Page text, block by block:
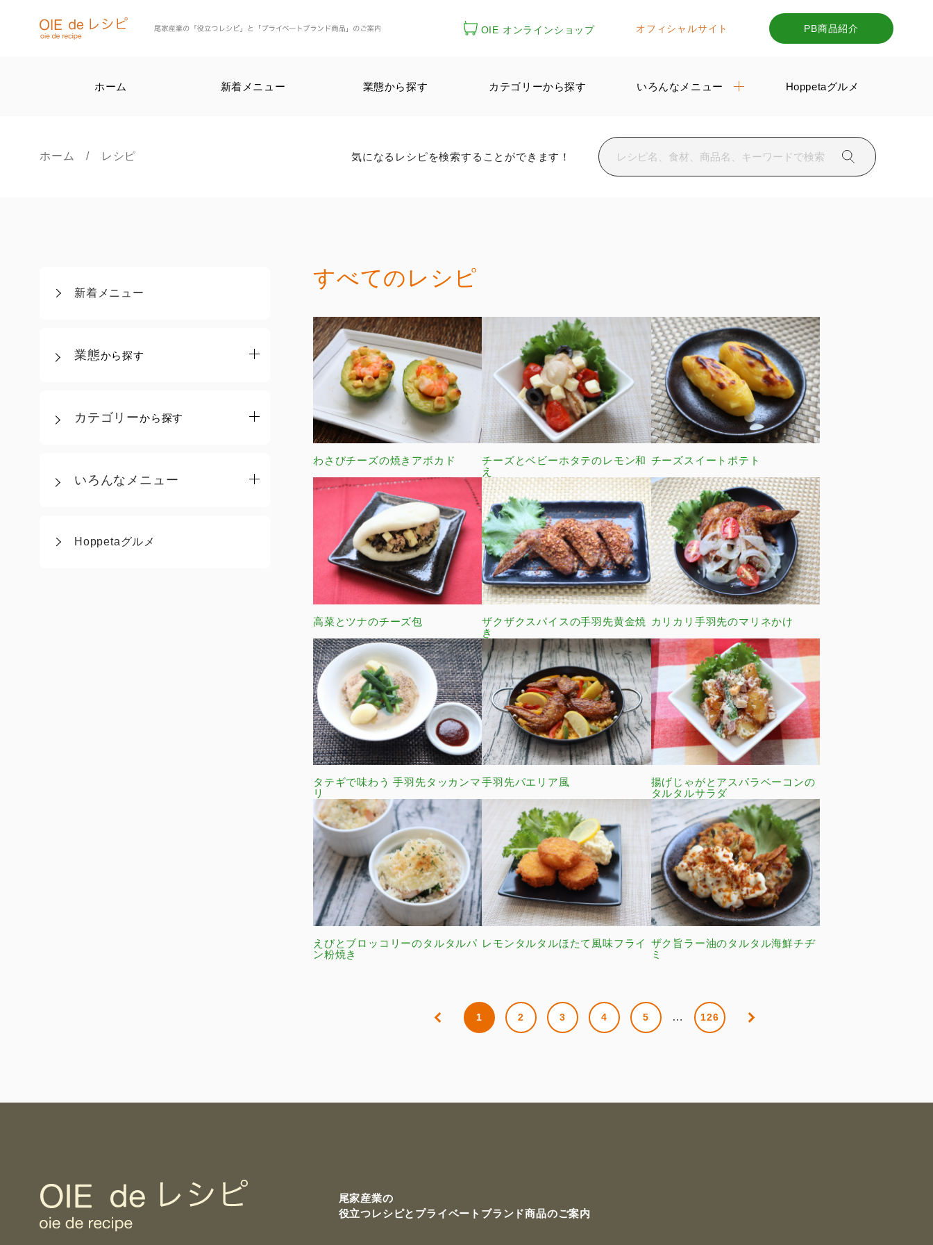
OIE オンラインショップ オフィシャルサイト PB商品紹介
ホーム 新着メニュー 業態から探す カテゴリーから探す いろんなメニュー Hoppetaグルメ
ホーム/ レシピ 気になるレシピを検索することができます！
新着メニュー
業態から探す
カテゴリーから探す
いろんなメニュー
Hoppetaグルメ
すべてのレシピ
わさびチーズの焼きアボカド
チーズとベビーホタテのレモン和
え
チーズスイートポテト
高菜とツナのチーズ包
ザクザクスパイスの手羽先黄金焼
き
カリカリ手羽先のマリネかけ
タテギで味わう 手羽先タッカンマ
リ
手羽先パエリア風
揚げじゃがとアスパラベーコンの
タルタルサラダ
えびとブロッコリーのタルタルパ
ン粉焼き
レモンタルタルほたて風味フライ ザク旨ラー油のタルタル海鮮チヂ
ミ
1 2 3 4 5 … 126
尾家産業の
役立つレシピと プライベートブランド商品のご案内